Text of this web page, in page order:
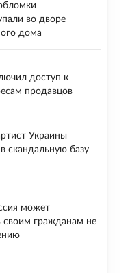
во дворе
дома
доступ к
продавцов
Украины
скандальную базу
может
своим гражданам не